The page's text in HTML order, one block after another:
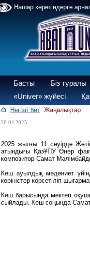
Нашар көретіндерге
Басты Біз туралы
«Univer» жүйесі
Негізгі бет Жаңалықтар
28.04.2025
2025 жылғы 11 сәуірде
атындығы ҚазҰПУ Өнер
композитор Самат
Кеш ауылдық мәдениет
көріністер көрсетіліп
Кеш барысында мектеп
сыйлады. Кеш соңында Самат